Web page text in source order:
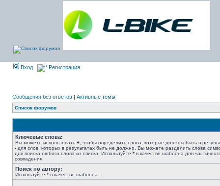
Вход Регистрация
Сообщения без ответов | Активные темы
Список форумов
Ключевые слова:
Вы можете использовать + , чтобы определить слова, которые должны быть в
- для слов, которых в результатах быть не должно. Вы можете разделить слова
для поиска любого слова из списка. Используйте * в качестве шаблона для
совпадения.
Поиск по автору:
Используйте * в качестве шаблона.